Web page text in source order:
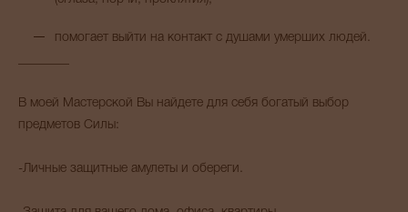
помогает выйти на контакт с душами умерших людей.
В моей Мастерской Вы найдете для себя богатый выбор
предметов Силы:
-Личные защитные амулеты и обереги.